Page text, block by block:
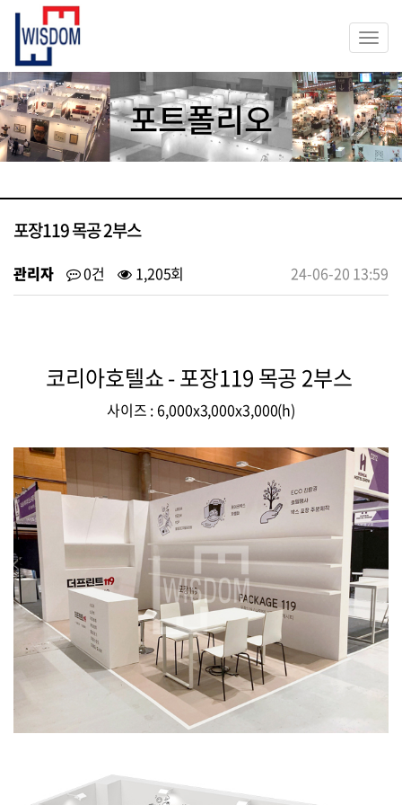
포트폴리오
포장119 목공 2부스
관리자 0건 1,205회 24-06-20 13:59
코리아호텔쇼 - 포장119 목공 2부스
사이즈 : 6,000x3,000x3,000(h)